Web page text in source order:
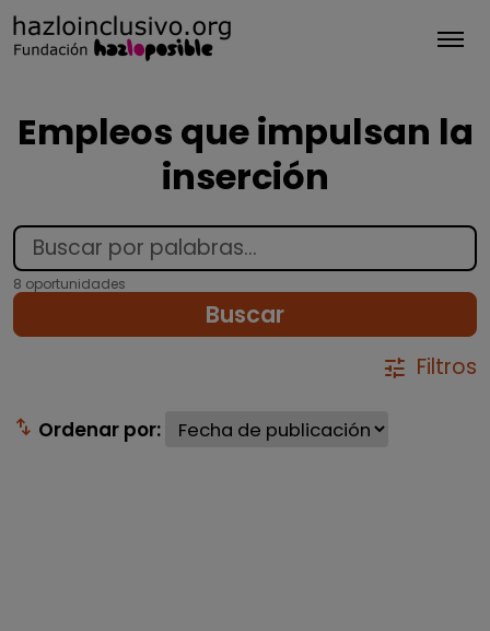
Empleos que impulsan la
inserción
8 oportunidades
Buscar
tune Filtros
swap_vert Ordenar por: